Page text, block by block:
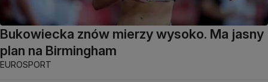
Bukowiecka znów mierzy wysoko. Ma jasny
plan na Birmingham
EUROSPORT